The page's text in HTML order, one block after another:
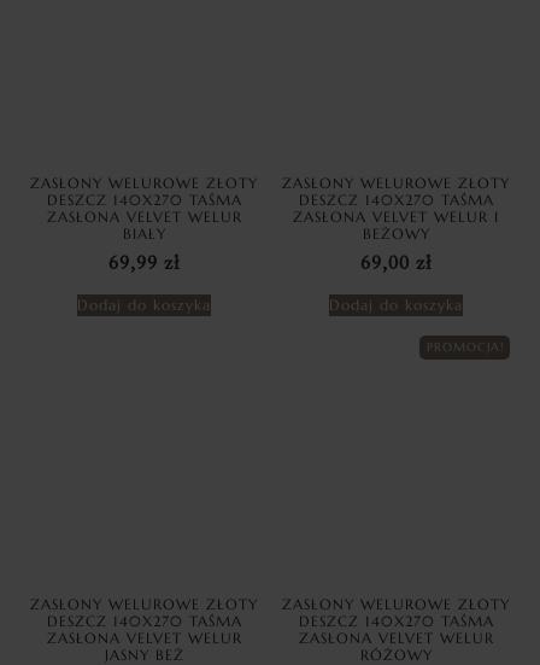
ZASŁONY WELUROWE ZŁOTY
DESZCZ 140X270 TAŚMA
ZASŁONA VELVET WELUR
BIAŁY
69,99 zł
Dodaj do koszyka
ZASŁONY WELUROWE ZŁOTY
DESZCZ 140X270 TAŚMA
ZASŁONA VELVET WELUR I
BEŻOWY
69,00 zł
Dodaj do koszyka
ZASŁONY WELUROWE ZŁOTY
DESZCZ 140X270 TAŚMA
ZASŁONA VELVET WELUR
JASNY BEŻ
PROMOCJA!
ZASŁONY WELUROWE ZŁOTY
DESZCZ 140X270 TAŚMA
ZASŁONA VELVET WELUR
RÓŻOWY